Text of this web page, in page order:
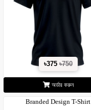
৳375৳750
অর্ডার করুন
Branded Design T-Shirt